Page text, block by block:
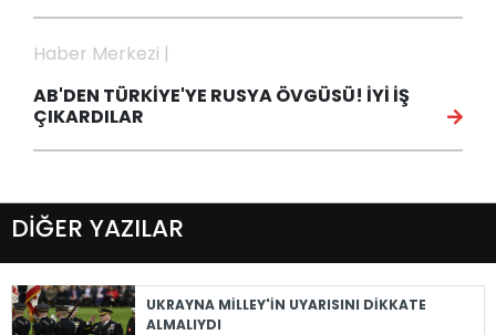
Haber Merkezi |
AB'DEN TÜRKİYE'YE RUSYA ÖVGÜSÜ! İYİ İŞ
ÇIKARDILAR
DİĞER YAZILAR
UKRAYNA MİLLEY'İN UYARISINI DİKKATE
ALMALIYDI